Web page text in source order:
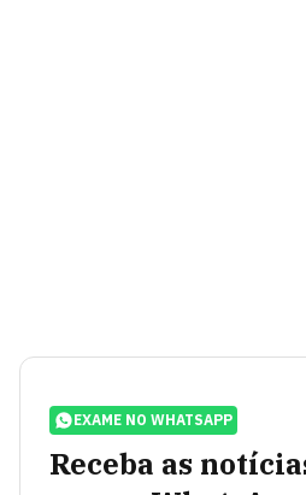
EXAME NO WHATSAPP
Receba as